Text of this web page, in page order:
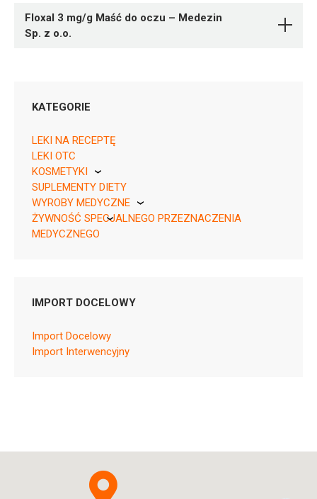
Floxal 3 mg/g Maść do oczu – Medezin
Sp. z o.o.
05909991604516 ¦ Rp ¦ 167540
1 tuba 3 g
KATEGORIE
LEKI NA RECEPTĘ
LEKI OTC
KOSMETYKI
Pierre Fabre
SUPLEMENTY DIETY
WYROBY MEDYCZNE
KikGel
ŻYWNOŚĆ SPECJALNEGO PRZEZNACZENIA
MEDYCZNEGO
IMPORT DOCELOWY
Import Docelowy
Import Interwencyjny